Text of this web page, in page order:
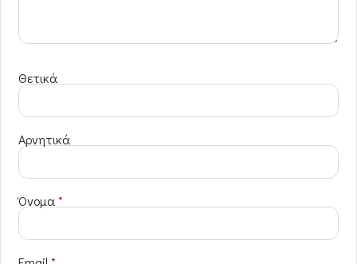
Θετικά
Αρνητικά
Όνομα*